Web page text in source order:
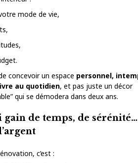
mode de vie,
concevoir un espace personnel,
au quotidien, et pas juste un décor
qui se démodera dans deux ans.
gain de temps, de
c’est :